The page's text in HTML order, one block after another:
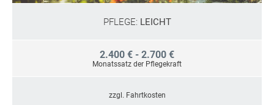
PFLEGE: LEICHT
2.400 € - 2.700 €
Monatssatz der Pflegekraft
zzgl. Fahrtkosten